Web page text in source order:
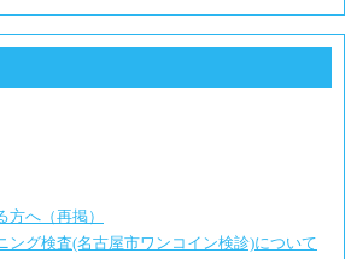
へ（再掲）
ング検査(名古屋市ワンコイン検診)について